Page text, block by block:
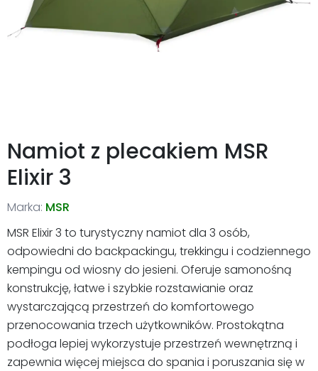
Namiot z plecakiem MSR
Elixir 3
Marka: MSR
MSR Elixir 3 to turystyczny namiot dla 3 osób,
odpowiedni do backpackingu, trekkingu i codziennego
kempingu od wiosny do jesieni. Oferuje samonośną
konstrukcję, łatwe i szybkie rozstawianie oraz
wystarczającą przestrzeń do komfortowego
przenocowania trzech użytkowników. Prostokątna
podłoga lepiej wykorzystuje przestrzeń wewnętrzną i
zapewnia więcej miejsca do spania i poruszania się w